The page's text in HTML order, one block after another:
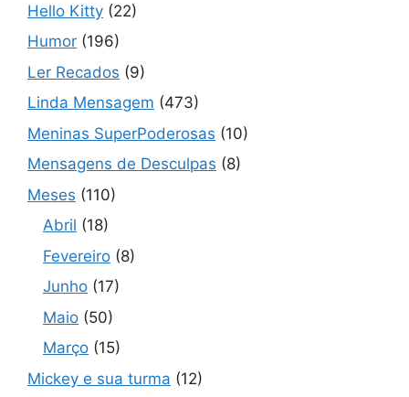
Hello Kitty (22)
Humor (196)
Ler Recados (9)
Linda Mensagem (473)
Meninas SuperPoderosas (10)
Mensagens de Desculpas (8)
Meses (110)
Abril (18)
Fevereiro (8)
Junho (17)
Maio (50)
Março (15)
Mickey e sua turma (12)